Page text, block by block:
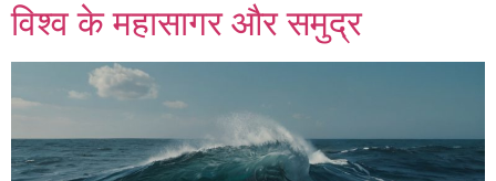
विश्व के महासागर और समुद्र